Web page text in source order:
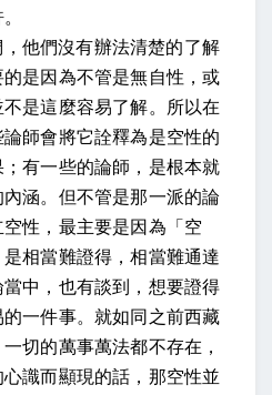
他們沒有辦法清楚的了解
是因為不管是無自性，或
是這麼容易了解。所以在
師會將它詮釋為是空性的
有一些的論師，是根本就
涵。但不管是那一派的論
性，最主要是因為「空
相當難證得，相當難通達
中，也有談到，想要證得
一件事。就如同之前西藏
切的萬事萬法都不存在，
識而顯現的話，那空性並